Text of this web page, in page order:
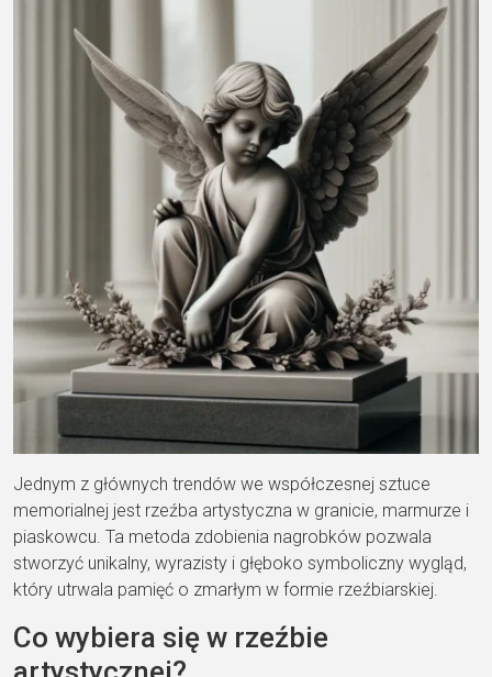
Jednym z głównych trendów we współczesnej sztuce
memorialnej jest rzeźba artystyczna w granicie, marmurze i
piaskowcu. Ta metoda zdobienia nagrobków pozwala
stworzyć unikalny, wyrazisty i głęboko symboliczny wygląd,
który utrwala pamięć o zmarłym w formie rzeźbiarskiej.
Co wybiera się w rzeźbie